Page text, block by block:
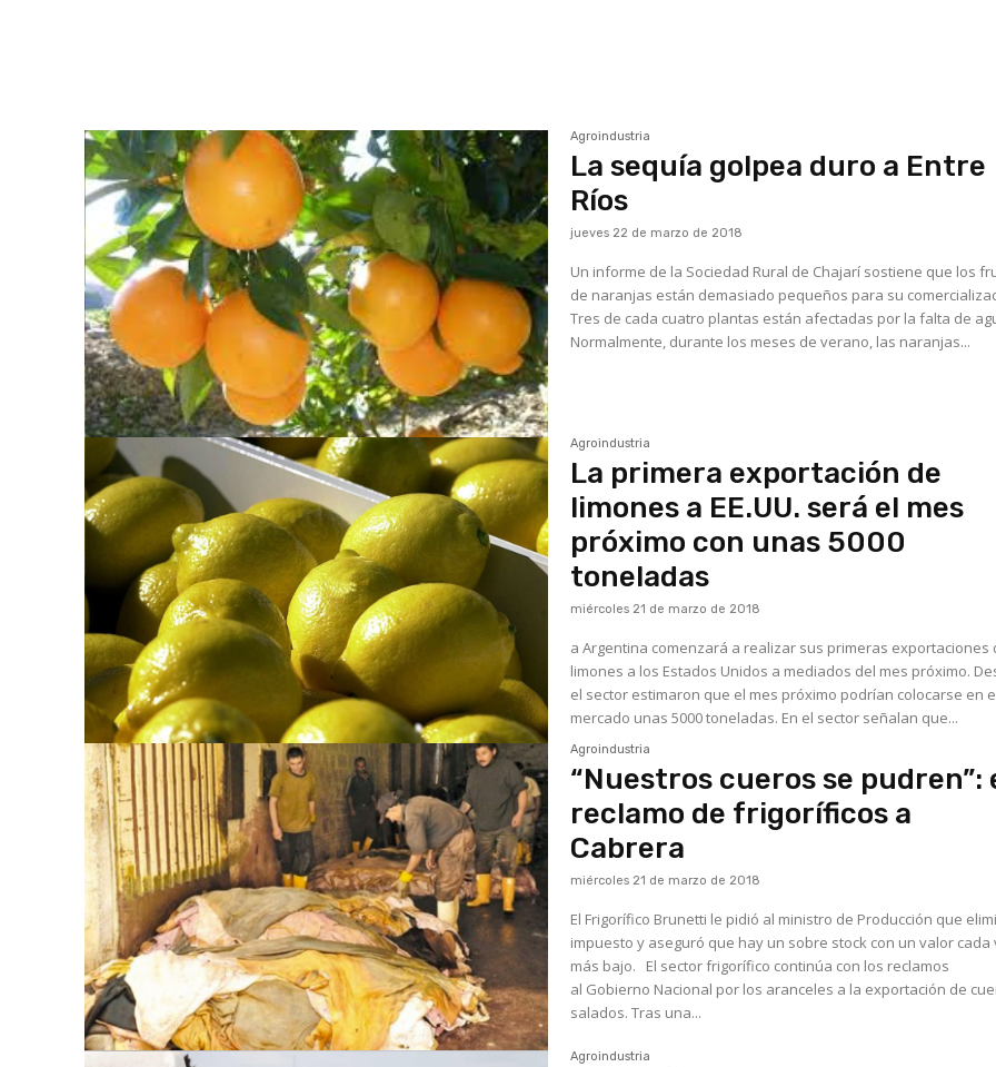
Agroindustria
La sequía golpea duro a Entre
Ríos
jueves 22 de marzo de 2018
Un informe de la Sociedad Rural de Chajarí sostiene que los
de naranjas están demasiado pequeños para su
Tres de cada cuatro plantas están afectadas por la falta de
Normalmente, durante los meses de verano, las naranjas...
Agroindustria
La primera exportación de
limones a EE.UU. será el mes
próximo con unas 5000
toneladas
miércoles 21 de marzo de 2018
a Argentina comenzará a realizar sus primeras exportaciones
limones a los Estados Unidos a mediados del mes próximo. Desde
el sector estimaron que el mes próximo podrían colocarse en
mercado unas 5000 toneladas. En el sector señalan que...
Agroindustria
“Nuestros cueros se pudren”:
reclamo de frigoríficos a
Cabrera
miércoles 21 de marzo de 2018
El Frigorífico Brunetti le pidió al ministro de Producción que
impuesto y aseguró que hay un sobre stock con un valor cada
más bajo. El sector frigorífico continúa con los reclamos
al Gobierno Nacional por los aranceles a la exportación de
salados. Tras una...
Agroindustria